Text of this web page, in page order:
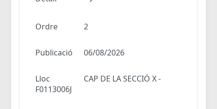
Ordre 2
Publicació 06/08/2026
Lloc
CAP DE LA SECCIÓ X -
F0113006J